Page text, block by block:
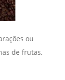
ou
de frutas,